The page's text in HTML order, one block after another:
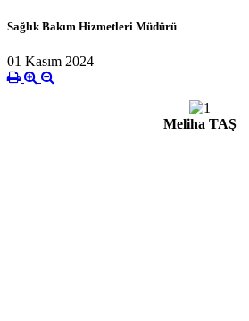
Sağlık Bakım Hizmetleri Müdürü
01 Kasım 2024
Meliha TAŞ